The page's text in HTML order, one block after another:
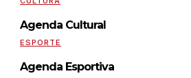
Agenda Cultural
ESPORTE
Agenda Esportiva